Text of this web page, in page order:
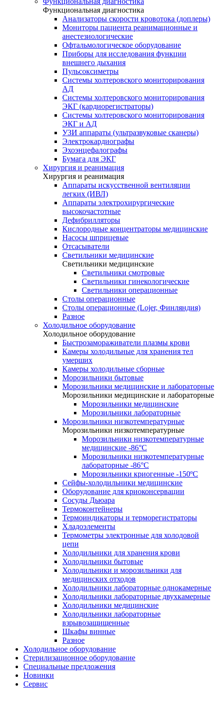
Функциональная диагностика
Анализаторы скорости кровотока (доплеры)
Мониторы пациента реанимационные и
анестезиологические
Офтальмологическое оборудование
Приборы для исследования функции
внешнего дыхания
Пульсоксиметры
Системы холтеровского мониторирования
АД
Системы холтеровского мониторирования
ЭКГ (кардиорегистраторы)
Системы холтеровского мониторирования
ЭКГ и АД
УЗИ аппараты (ультразвуковые сканеры)
Электрокардиографы
Эхоэнцефалографы
Бумага для ЭКГ
Хирургия и реанимация
Хирургия и реанимация
Аппараты искусственной вентиляции
легких (ИВЛ)
Аппараты электрохирургические
высокочастотные
Дефибрилляторы
Кислородные концентраторы медицинские
Насосы шприцевые
Отсасыватели
Светильники медицинские
Светильники медицинские
Светильники смотровые
Светильники гинекологические
Светильники операционные
Столы операционные
Столы операционные (Lojer, Финляндия)
Разное
Холодильное оборудование
Холодильное оборудование
Быстрозамораживатели плазмы крови
Камеры холодильные для хранения тел
умерших
Камеры холодильные сборные
Морозильники бытовые
Морозильники медицинские и лабораторные
Морозильники медицинские и лабораторные
Морозильники медицинские
Морозильники лабораторные
Морозильники низкотемпературные
Морозильники низкотемпературные
Морозильники низкотемпературные
медицинские -86°С
Морозильники низкотемпературные
лабораторные -86°С
Морозильники криогенные -150ºC
Сейфы-холодильники медицинские
Оборудование для криоконсервации
Сосуды Дьюара
Термоконтейнеры
Термоиндикаторы и терморегистраторы
Хладоэлементы
Термометры электронные для холодовой
цепи
Холодильники для хранения крови
Холодильники бытовые
Холодильники и морозильники для
медицинских отходов
Холодильники лабораторные однокамерные
Холодильники лабораторные двухкамерные
Холодильники медицинские
Холодильники лабораторные
взрывозащищенные
Шкафы винные
Разное
Холодильное оборудование
Стерилизационное оборудование
Специальные предложения
Новинки
Сервис